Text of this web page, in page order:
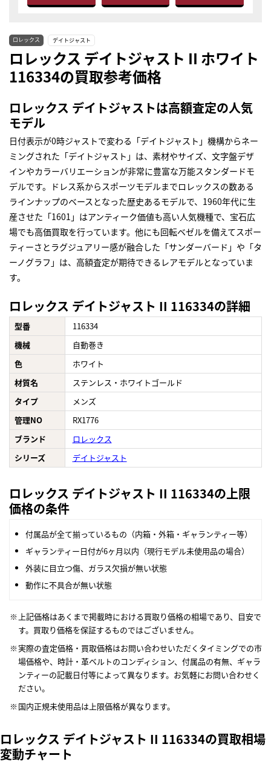
ロレックス デイトジャスト
ロレックス デイトジャスト II ホワイト
116334の買取参考価格
ロレックス デイトジャストは高額査定の人気
モデル
日付表示が0時ジャストで変わる「デイトジャスト」機構からネー
ミングされた「デイトジャスト」は、素材やサイズ、文字盤デザ
インやカラーバリエーションが非常に豊富な万能スタンダードモ
デルです。ドレス系からスポーツモデルまでロレックスの数ある
ラインナップのベースとなった歴史あるモデルで、1960年代に生
産させた「1601」はアンティーク価値も高い人気機種で、宝石広
場でも高価買取を行っています。他にも回転ベゼルを備えてスポー
ティーさとラグジュアリー感が融合した「サンダーバード」や「タ
ーノグラフ」は、高額査定が期待できるレアモデルとなっていま
す。
ロレックス デイトジャスト II 116334の詳細
型番
116334
機械
自動巻き
色
ホワイト
材質名
ステンレス・ホワイトゴールド
タイプ
メンズ
管理NO
RX1776
ブランド
ロレックス
シリーズ
デイトジャスト
ロレックス デイトジャスト II 116334の上限
価格の条件
付属品が全て揃っているもの（内箱・外箱・ギャランティー等）
ギャランティー日付が6ヶ月以内（現行モデル未使用品の場合）
外装に目立つ傷、ガラス欠損が無い状態
動作に不具合が無い状態
上記価格はあくまで掲載時における買取り価格の相場であり、目安で
す。買取り価格を保証するものではございません。
実際の査定価格・買取価格はお問い合わせいただくタイミングでの市
場価格や、時計・革ベルトのコンディション、付属品の有無、ギャラ
ンティーの記載日付等によって異なります。お気軽にお問い合わせく
ださい。
国内正規未使用品は上限価格が異なります。
ロレックス デイトジャスト II 116334の買取相場
変動チャート